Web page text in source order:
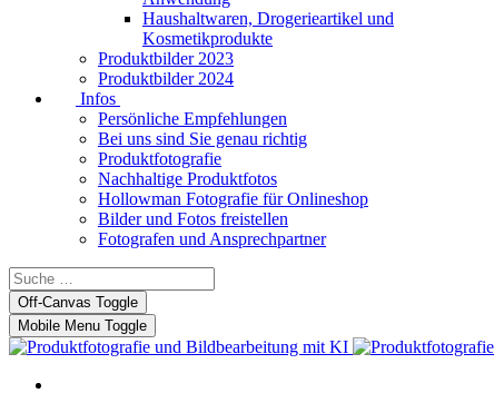
Haushaltwaren, Drogerieartikel und
Kosmetikprodukte
Produktbilder 2023
Produktbilder 2024
Infos
Persönliche Empfehlungen
Bei uns sind Sie genau richtig
Produktfotografie
Nachhaltige Produktfotos
Hollowman Fotografie für Onlineshop
Bilder und Fotos freistellen
Fotografen und Ansprechpartner
Off-Canvas Toggle
Mobile Menu Toggle